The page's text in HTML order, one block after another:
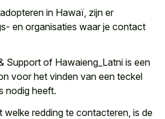
in Hawaï, zijn er
en organisaties waar je contact
Support of Hawaieng_Latni is een
voor het vinden van een teckel
nodig heeft.
welke redding te contacteren, is de